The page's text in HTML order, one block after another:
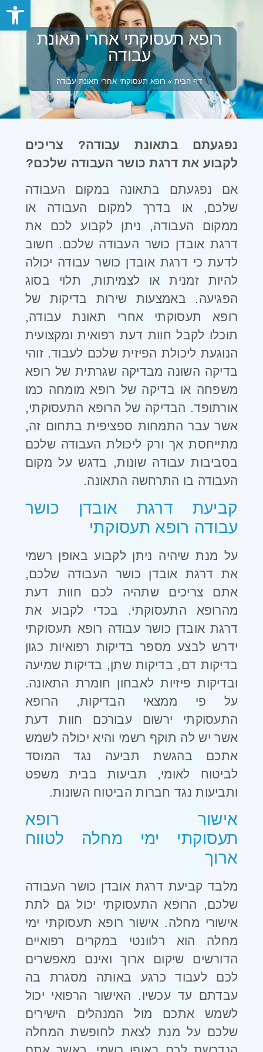
פתח
רופא תעסוקתי אחרי תאונת
עבודה
דף הבית»רופא תעסוקתי אחרי תאונת עבודה
נפגעתם בתאונת עבודה? צריכים
לקבוע את דרגת כושר העבודה שלכם?
אם נפגעתם בתאונה במקום העבודה
שלכם, או בדרך למקום העבודה או
ממקום העבודה, ניתן לקבוע לכם את
דרגת אובדן כושר העבודה שלכם. חשוב
לדעת כי דרגת אובדן כושר עבודה יכולה
להיות זמנית או לצמיתות, תלוי בסוג
הפגיעה. באמצעות שירות בדיקות של
רופא תעסוקתי אחרי תאונת עבודה,
תוכלו לקבל חוות דעת רפואית ומקצועית
הנוגעת ליכולת הפיזית שלכם לעבוד. זוהי
בדיקה השונה מבדיקה שגרתית של רופא
משפחה או בדיקה של רופא מומחה כמו
אורתופד. הבדיקה של הרופא התעסוקתי,
אשר עבר התמחות ספציפית בתחום זה,
מתייחסת אך ורק ליכולת העבודה שלכם
בסביבות עבודה שונות, בדגש על מקום
העבודה בו התרחשה התאונה.
קביעת דרגת אובדן כושר
עבודה רופא תעסוקתי
על מנת שיהיה ניתן לקבוע באופן רשמי
את דרגת אובדן כושר העבודה שלכם,
אתם צריכים שתהיה לכם חוות דעת
מהרופא התעסוקתי. בכדי לקבוע את
דרגת אובדן כושר עבודה רופא תעסוקתי
ידרש לבצע מספר בדיקות רפואיות כגון
בדיקות דם, בדיקות שתן, בדיקות שמיעה
ובדיקות פיזיות לאבחון חומרת התאונה.
על פי ממצאי הבדיקות, הרופא
התעסוקתי ירשום עבורכם חוות דעת
אשר יש לה תוקף רשמי והיא יכולה לשמש
אתכם בהגשת תביעה נגד המוסד
לביטוח לאומי, תביעות בבית משפט
ותביעות נגד חברות הביטוח השונות.
אישור רופא
תעסוקתי ימי מחלה לטווח
ארוך
מלבד קביעת דרגת אובדן כושר העבודה
שלכם, הרופא התעסוקתי יכול גם לתת
אישורי מחלה. אישור רופא תעסוקתי ימי
מחלה הוא רלוונטי במקרים רפואיים
הדורשים שיקום ארוך ואינם מאפשרים
לכם לעבוד כרגע באותה מסגרת בה
עבדתם עד עכשיו. האישור הרפואי יכול
לשמש אתכם מול המנהלים הישירים
שלכם על מנת לצאת לחופשת המחלה